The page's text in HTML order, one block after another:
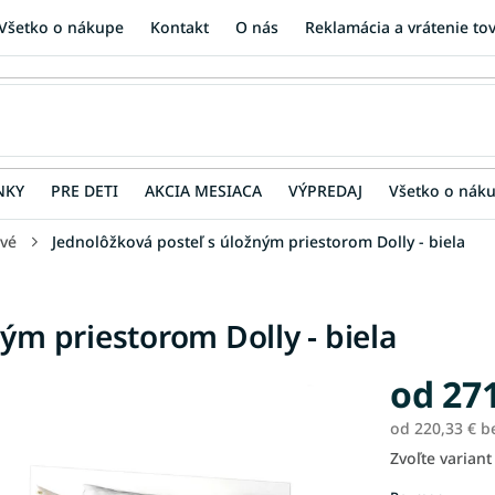
o nákupe Kontakt O nás Reklamácia a vrátenie
PRE DETI AKCIA MESIACA VÝPREDAJ Všetko o
Jednolôžková posteľ s úložným priestorom Dolly - biela
priestorom Dolly - biela
od
od 220,33 €
Jednotková
Zvoľte variant